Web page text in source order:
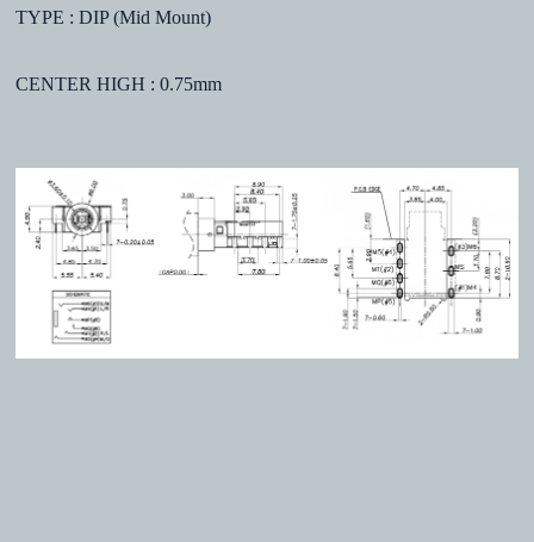
TYPE : DIP (Mid Mount)
CENTER HIGH : 0.75mm